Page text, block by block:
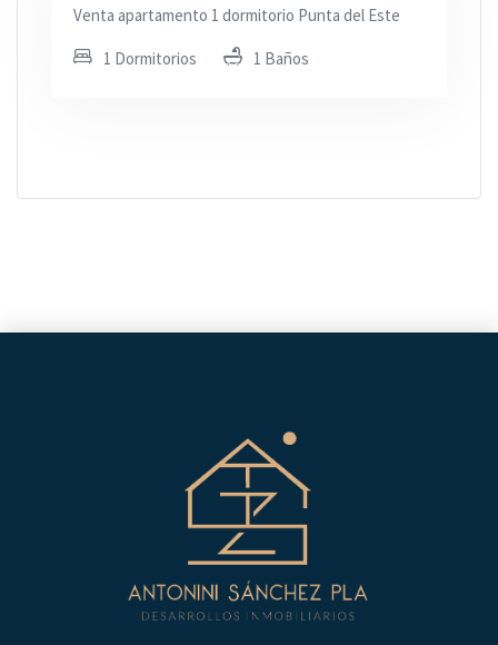
Venta apartamento 1 dormitorio Punta del Este
1 Dormitorios 1 Baños